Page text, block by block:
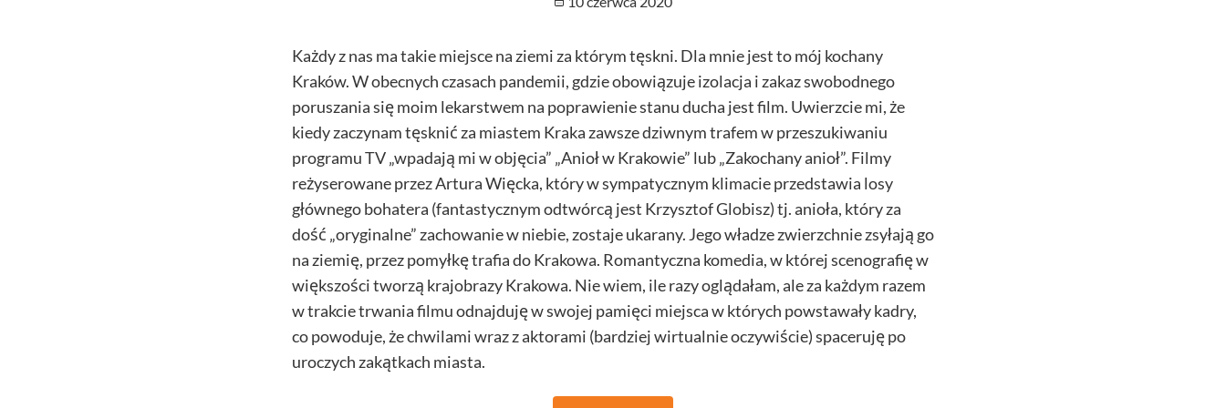
Każdy z nas ma takie miejsce na ziemi za którym tęskni. Dla mnie jest to mój kochany
Kraków. W obecnych czasach pandemii, gdzie obowiązuje izolacja i zakaz swobodnego
poruszania się moim lekarstwem na poprawienie stanu ducha jest film. Uwierzcie mi, że
kiedy zaczynam tęsknić za miastem Kraka zawsze dziwnym trafem w przeszukiwaniu
programu TV „wpadają mi w objęcia” „Anioł w Krakowie” lub „Zakochany anioł”. Filmy
reżyserowane przez Artura Więcka, który w sympatycznym klimacie przedstawia losy
głównego bohatera (fantastycznym odtwórcą jest Krzysztof Globisz) tj. anioła, który za
dość „oryginalne” zachowanie w niebie, zostaje ukarany. Jego władze zwierzchnie zsyłają go
na ziemię, przez pomyłkę trafia do Krakowa. Romantyczna komedia, w której scenografię w
większości tworzą krajobrazy Krakowa. Nie wiem, ile razy oglądałam, ale za każdym razem
w trakcie trwania filmu odnajduję w swojej pamięci miejsca w których powstawały kadry,
co powoduje, że chwilami wraz z aktorami (bardziej wirtualnie oczywiście) spaceruję po
uroczych zakątkach miasta.